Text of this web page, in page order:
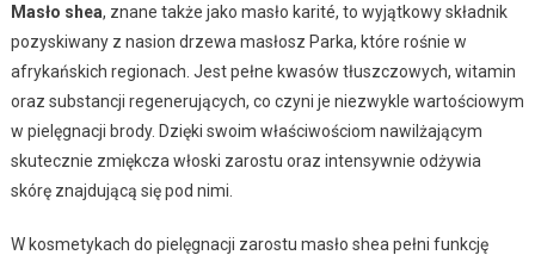
Masło shea, znane także jako masło karité, to wyjątkowy składnik
pozyskiwany z nasion drzewa masłosz Parka, które rośnie w
afrykańskich regionach. Jest pełne kwasów tłuszczowych, witamin
oraz substancji regenerujących, co czyni je niezwykle wartościowym
w pielęgnacji brody. Dzięki swoim właściwościom nawilżającym
skutecznie zmiękcza włoski zarostu oraz intensywnie odżywia
skórę znajdującą się pod nimi.
W kosmetykach do pielęgnacji zarostu masło shea pełni funkcję